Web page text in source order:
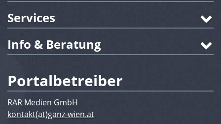
Services
Info & Beratung
Portalbetreiber
RAR Medien GmbH
kontakt(at)ganz-wien.at